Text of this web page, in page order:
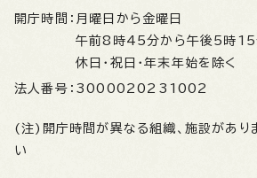
開庁時間： 月曜日から金曜日
午前8時45分から午後5時15
休日・祝日・年末年始を除く
法人番号： 3000020231002
(注)開庁時間が異なる組織、施設があり
い